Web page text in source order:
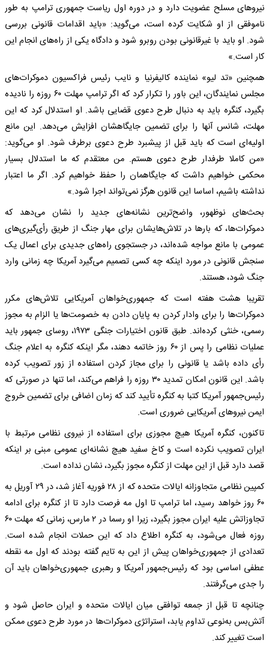
نیروهای مسلح عضویت دارد و در دوره اول ریاست جمهوری ترامپ به طور
ناموفقی از او شکایت کرده است، می‌گوید: «باید اقدامات قانونی بررسی
شود. او باید با غیرقانونی بودن روبرو شود و دادگاه یکی از راه‌های انجام این
کار است.»
همچنین «تد لیو» نماینده کالیفرنیا و نایب رئیس فراکسیون دموکرات‌های
مجلس نمایندگان، این باور را تکرار کرد که اگر ترامپ مهلت ۶۰ روزه را نادیده
بگیرد، کنگره باید به دنبال طرح دعوی قضایی باشد. او استدلال کرد که این
مهلت، شانس آنها را برای تضمین جایگاهشان افزایش می‌دهد. این مانع
اولیه‌ای است که باید قبل از پیشبرد طرح دعوی برطرف شود. او می‌گوید:
«من کاملا طرفدار طرح دعوی هستم. من معتقدم که ما استدلال بسیار
محکمی خواهیم داشت که جایگاهمان را حفظ خواهیم کرد. اگر ما اعتبار
نداشته باشیم، اساسا این قانون هرگز نمی‌تواند اجرا شود.»
بحث‌های نوظهور، واضح‌ترین نشانه‌های جدید را نشان می‌دهد که
دموکرات‌ها، که بارها در تلاش‌هایشان برای مهار جنگ از طریق رأی‌گیری‌های
عمومی با مانع مواجه شده‌اند، در جستجوی راه‌های جدیدی برای اعمال یک
سنجش قانونی در مورد اینکه چه کسی تصمیم می‌گیرد آمریکا چه زمانی وارد
جنگ شود، هستند.
تقریبا هشت هفته است که جمهوری‌خواهان آمریکایی تلاش‌های مکرر
دموکرات‌ها را برای وادار کردن به پایان دادن به خصومت‌ها یا الزام به مجوز
رسمی، خنثی کرده‌اند. طبق قانون اختیارات جنگی ۱۹۷۳، روسای جمهور باید
عملیات نظامی را پس از ۶۰ روز خاتمه دهند، مگر اینکه کنگره به اعلام جنگ
رأی داده باشد یا قانونی را برای مجاز کردن استفاده از زور تصویب کرده
باشد. این قانون امکان تمدید ۳۰ روزه را فراهم می‌کند، اما تنها در صورتی که
رئیس‌جمهور آمریکا کتبا به کنگره تأیید کند که زمان اضافی برای تضمین خروج
ایمن نیروهای آمریکایی ضروری است.
تاکنون، کنگره آمریکا هیچ مجوزی برای استفاده از نیروی نظامی مرتبط با
ایران تصویب نکرده است و کاخ سفید هیچ نشانه‌ای عمومی مبنی بر اینکه
قصد دارد قبل از این مهلت از کنگره مجوز بگیرد، نشان نداده است.
کمپین نظامی متجاوزانه ایالات متحده که از ۲۸ فوریه آغاز شد، در ۲۹ آوریل به
۶۰ روز خواهد رسید، اما ترامپ تا اول مه فرصت دارد تا از کنگره برای ادامه
تجاوزاتش علیه ایران مجوز بگیرد، زیرا او رسما در ۲ مارس، زمانی که مهلت ۶۰
روزه فعال می‌شود، به کنگره اطلاع داد که این حملات انجام شده است.
تعدادی از جمهوری‌خواهان پیش از این به تایم گفته بودند که اول مه نقطه
عطفی اساسی بود که رئیس‌جمهور آمریکا و رهبری جمهوری‌خواهان باید آن
را جدی می‌گرفتند.
چنانچه تا قبل از جمعه توافقی میان ایالات متحده و ایران حاصل شود و
آتش‌بس به‌نوعی تداوم یابد، استراتژی دموکرات‌ها در مورد طرح دعوی ممکن
است تغییر کند.